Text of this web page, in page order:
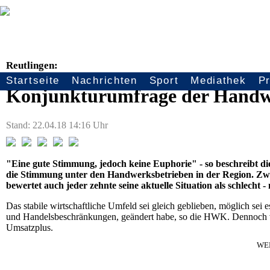
Seitennavigation
Startseite Nachrichten Sport Mediathek
Reutlingen:
Konjunkturumfrage der
Stand: 22.04.18 14:16 Uhr
"Eine gute Stimmung, jedoch keine Euphorie" - so beschreibt
die Stimmung unter den Handwerksbetrieben in der Region.
bewertet auch jeder zehnte seine aktuelle Situation als schlecht
Das stabile wirtschaftliche Umfeld sei gleich geblieben, möglich sei
und Handelsbeschränkungen, geändert habe, so die HWK.
Umsatzplus.